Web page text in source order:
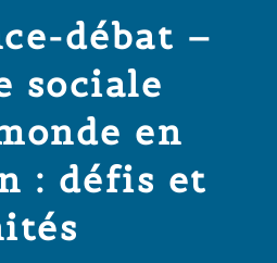
débat –
sociale
en
: défis et